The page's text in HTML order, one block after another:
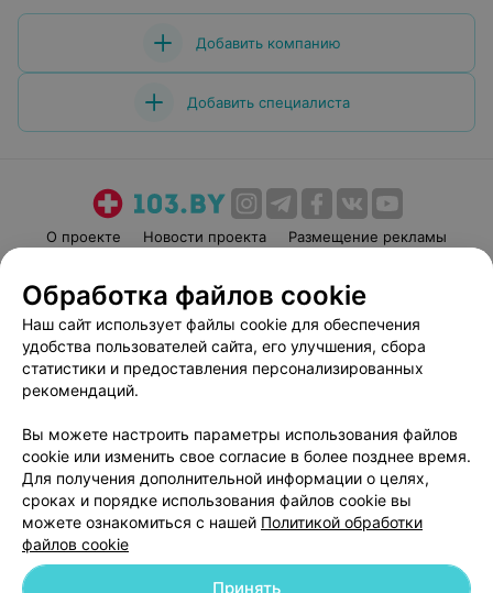
Добавить компанию
Добавить специалиста
О проекте Новости проекта
Размещение рекламы
Пользовательское соглашение
Способы оплаты
Вакансии
Партнеры
Написать руководителю 103.by
Обработка персональных данных
Обработка файлов cookie
Наш сайт использует файлы cookie для обеспечения
удобства пользователей сайта, его улучшения, сбора
статистики и предоставления персонализированных
рекомендаций.
Вы можете настроить параметры использования файлов
cookie или изменить свое согласие в более позднее время.
Для получения дополнительной информации о целях,
сроках и порядке использования файлов cookie вы
можете ознакомиться с нашей Политикой обработки
файлов cookie
Принять